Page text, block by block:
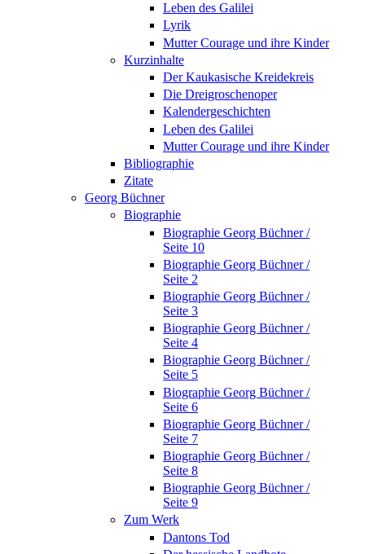
Leben des Galilei
Lyrik
Mutter Courage und ihre Kinder
Kurzinhalte
Der Kaukasische Kreidekreis
Die Dreigroschenoper
Kalendergeschichten
Leben des Galilei
Mutter Courage und ihre Kinder
Bibliographie
Zitate
Georg Büchner
Biographie
Biographie Georg Büchner /
Seite 10
Biographie Georg Büchner /
Seite 2
Biographie Georg Büchner /
Seite 3
Biographie Georg Büchner /
Seite 4
Biographie Georg Büchner /
Seite 5
Biographie Georg Büchner /
Seite 6
Biographie Georg Büchner /
Seite 7
Biographie Georg Büchner /
Seite 8
Biographie Georg Büchner /
Seite 9
Zum Werk
Dantons Tod